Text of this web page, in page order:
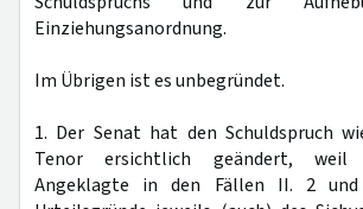
Einziehungsanordnung.
Im Übrigen ist es unbegründet.
1. Der Senat hat den Schuldspruch
Tenor ersichtlich geändert,
Angeklagte in den Fällen II. 2